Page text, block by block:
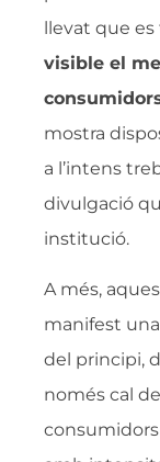
llevat que es
visible el
mostra
a l’intens
divulgació
institució.
A més,
manifest
del principi,
només cal